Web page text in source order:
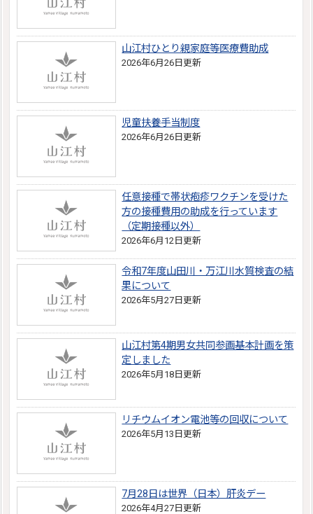
山江村ひとり親家庭等医療費助成
2026年6月26日更新
児童扶養手当制度
2026年6月26日更新
任意接種で帯状疱疹ワクチンを受けた
方の接種費用の助成を行っています
（定期接種以外）
2026年6月12日更新
令和7年度山田川・万江川水質検査の結
果について
2026年5月27日更新
山江村第4期男女共同参画基本計画を策
定しました
2026年5月18日更新
リチウムイオン電池等の回収について
2026年5月13日更新
7月28日は世界（日本）肝炎デー
2026年4月27日更新